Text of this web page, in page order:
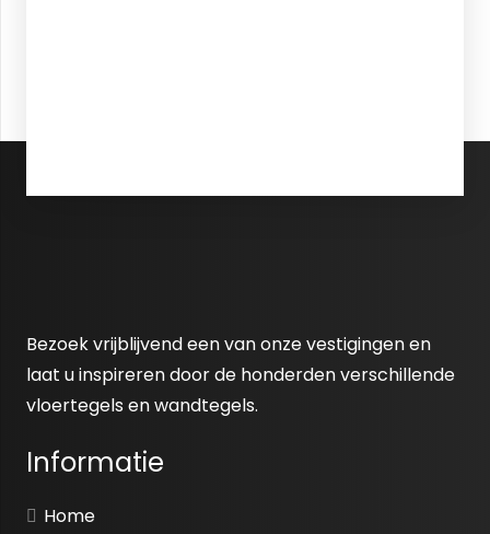
Bezoek vrijblijvend een van onze vestigingen en
laat u inspireren door de honderden verschillende
vloertegels en wandtegels.
Informatie
Home